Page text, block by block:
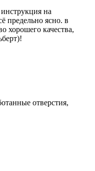
на
предельно ясно. в
хорошего качества,
отверстия,